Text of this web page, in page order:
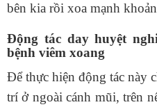
bên kia rồi xoa mạnh
Động tác day huyệt
bệnh viêm xoang
Để thực hiện động tác này
trí ở ngoài cánh mũi, trên